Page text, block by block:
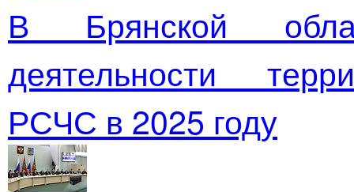
В Брянской
деятельности
РСЧС в 2025 году